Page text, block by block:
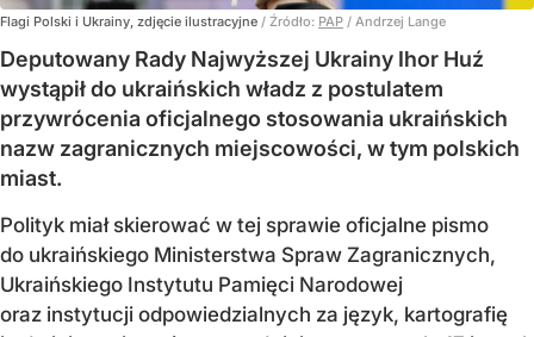
Flagi Polski i Ukrainy, zdjęcie ilustracyjne / Źródło: PAP / Andrzej Lange
Deputowany Rady Najwyższej Ukrainy Ihor Huź
wystąpił do ukraińskich władz z postulatem
przywrócenia oficjalnego stosowania ukraińskich
nazw zagranicznych miejscowości, w tym polskich
miast.
Polityk miał skierować w tej sprawie oficjalne pismo
do ukraińskiego Ministerstwa Spraw Zagranicznych,
Ukraińskiego Instytutu Pamięci Narodowej
oraz instytucji odpowiedzialnych za język, kartografię